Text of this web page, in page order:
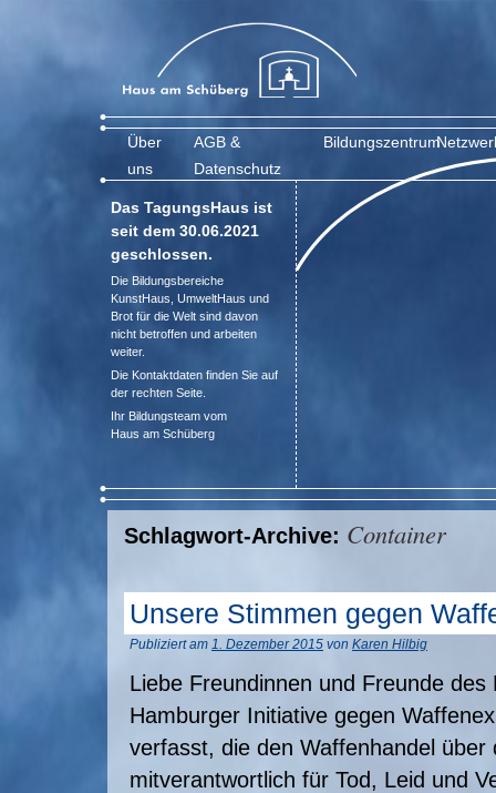
Über
uns
AGB &
Datenschutz
Bildungszentrum
Das TagungsHaus ist
seit dem 30.06.2021
geschlossen.
Die Bildungsbereiche
KunstHaus, UmweltHaus und
Brot für die Welt sind davon
nicht betroffen und arbeiten
weiter.
Die Kontaktdaten finden Sie auf
der rechten Seite.
Ihr Bildungsteam vom
Haus am Schüberg
Schlagwort-Archive: Container
Unsere Stimmen gegen
Publiziert am 1. Dezember 2015 von Karen Hilbig
Liebe Freundinnen und Freunde
Hamburger Initiative gegen
verfasst, die den Waffenhandel
mitverantwortlich für Tod, Leid und